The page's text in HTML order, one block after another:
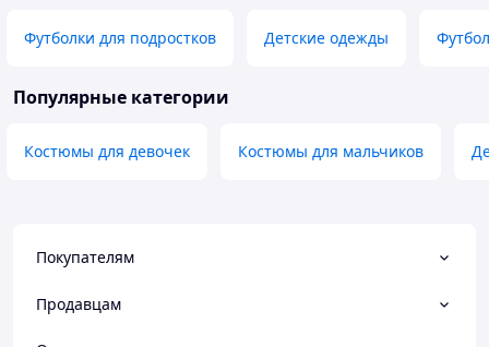
Футболки для подростков Детские одежды
Популярные категории
Костюмы для девочек Костюмы для мальчиков
Покупателям
Продавцам